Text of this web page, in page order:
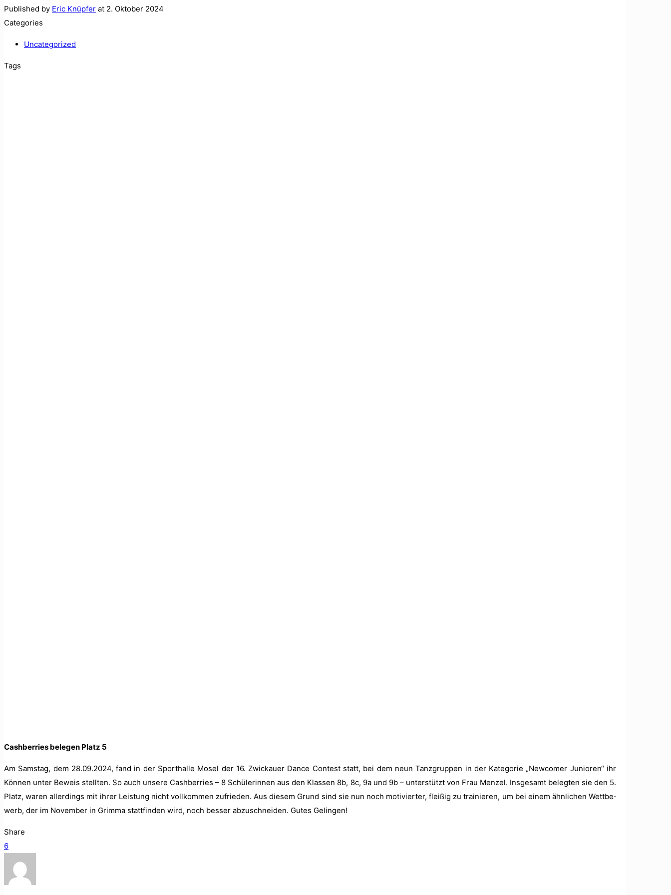
Published by Eric Knüpfer at 2. Oktober 2024
Categories
Uncategorized
Tags
Cash­ber­ries bele­gen Platz 5
Am Sam­stag, dem 28.09.2024, fand in der Sporthalle Mosel der 16. Zwick­auer Dance Con­test statt, bei dem neun Tanz­grup­pen in der Kat­e­gorie „New­com­er Junioren“ ihr
Kön­nen unter Beweis stell­ten. So auch unsere Cash­ber­ries – 8 Schü­lerin­nen aus den Klassen 8b, 8c, 9a und 9b – unter­stützt von Frau Men­zel. Ins­ge­samt belegten sie den 5.
Platz, waren allerd­ings mit ihrer Leis­tung nicht vol­lkom­men zufrieden. Aus diesem Grund sind sie nun noch motiviert­er, fleißig zu trainieren, um bei einem ähn­lichen Wet­tbe­
werb, der im Novem­ber in Grim­ma stat­tfind­en wird, noch bess­er abzuschnei­den. Gutes Gelin­gen!
Share
6